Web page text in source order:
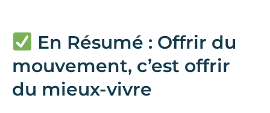
En Résumé : Offrir du
mouvement, c’est offrir
du mieux-vivre